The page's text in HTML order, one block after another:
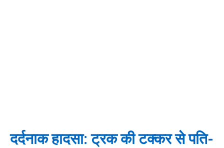
दर्दनाक हादसा: ट्रक की टक्कर से पति-